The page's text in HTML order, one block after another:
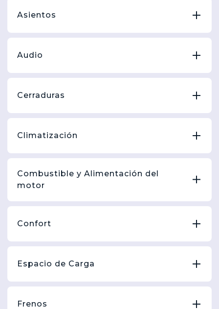
Asientos
Audio
Cerraduras
Climatización
Combustible y Alimentación del
motor
Confort
Espacio de Carga
Frenos